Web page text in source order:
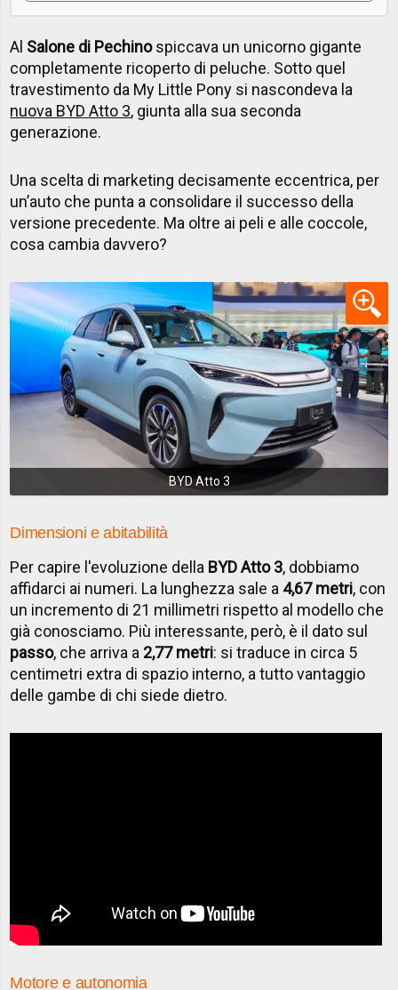
Al Salone di Pechinospiccava un unicorno gigante
completamente ricoperto di peluche. Sotto quel
travestimento da My Little Pony si nascondeva la
nuova BYD Atto 3, giunta alla sua seconda
generazione.
Una scelta di marketing decisamente eccentrica, per
un’auto che punta a consolidare il successo della
versione precedente. Ma oltre ai peli e alle coccole,
cosa cambia davvero?
BYD Atto 3
Dimensioni e abitabilità
Per capire l'evoluzione della BYD Atto 3, dobbiamo
affidarci ai numeri. La lunghezza sale a 4,67 metri, con
un incremento di 21 millimetri rispetto al modello che
già conosciamo. Più interessante, però, è il dato sul
passo, che arriva a 2,77 metri: si traduce in circa 5
centimetri extra di spazio interno, a tutto vantaggio
delle gambe di chi siede dietro.
Motore e autonomia